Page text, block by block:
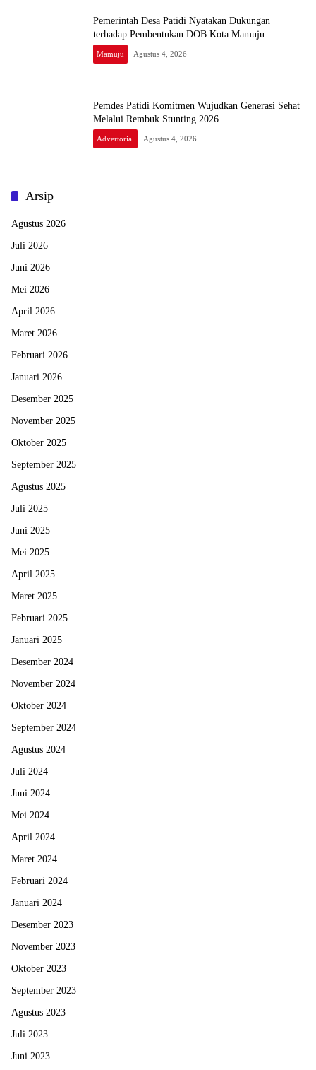
Pemerintah Desa Patidi Nyatakan Dukungan
terhadap Pembentukan DOB Kota Mamuju
Mamuju Agustus 4, 2026
Pemdes Patidi Komitmen Wujudkan Generasi Sehat
Melalui Rembuk Stunting 2026
Advertorial Agustus 4, 2026
Arsip
Agustus 2026
Juli 2026
Juni 2026
Mei 2026
April 2026
Maret 2026
Februari 2026
Januari 2026
Desember 2025
November 2025
Oktober 2025
September 2025
Agustus 2025
Juli 2025
Juni 2025
Mei 2025
April 2025
Maret 2025
Februari 2025
Januari 2025
Desember 2024
November 2024
Oktober 2024
September 2024
Agustus 2024
Juli 2024
Juni 2024
Mei 2024
April 2024
Maret 2024
Februari 2024
Januari 2024
Desember 2023
November 2023
Oktober 2023
September 2023
Agustus 2023
Juli 2023
Juni 2023